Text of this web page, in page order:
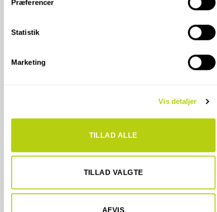
Hvis du tillader det, vil vi også gerne:
kan være nøjagtig inden for få meter
Identificere din enhed baseret på en scanning af
Dine valg anvendes på hele websitet.
til at vise dig funktioner til sociale medier og til at analysere
annonceringspartnere og analysepartnere. Vores partnere
givet dem, eller som de har indsamlet fra din brug af deres
Præferencer
Statistik
Marketing
Vis detaljer
TILLAD ALLE
TILLAD VALGTE
AFVIS